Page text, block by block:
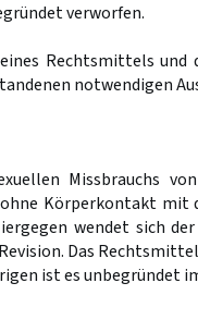
verworfen.
Rechtsmittels und
notwendigen
Missbrauchs
Körperkontakt mit
wendet sich
Das
ist es unbegründet